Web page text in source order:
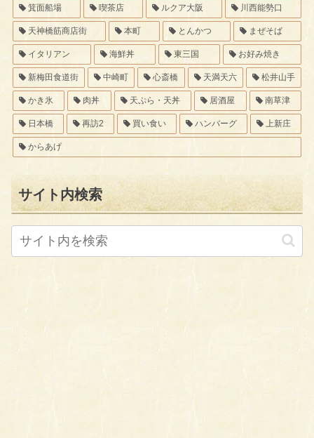
箕面船場 喫茶店 ルクア大阪 川西能勢口
天神橋筋商店街 本町 とんかつ まぜそば
イタリアン 海鮮丼 東三国 お好み焼き
新梅田食道街 中崎町 心斎橋 天満天六 松井山手
かき氷 肉丼 天ぷら・天丼 居酒屋 南草津
日本橋 再訪2 買い食い ハンバーグ 上新庄
からあげ
サイト内検索